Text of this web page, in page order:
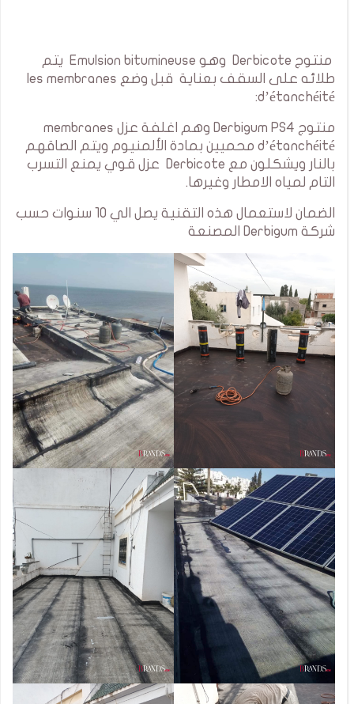
منتوج Derbicote وهو Emulsion bitumineuse يتم
طلائه على السقف بعناية قبل وضع les membranes
d’étanchéité:
منتوج Derbigum PS4 وهم اغلفة عزل membranes
d’étanchéité محميين بمادة الألمنيوم ويتم الصاقهم
بالنار ويشكلون مع Derbicote عزل قوي يمنع التسرب
التام لمياه الامطار وغيرها.
الضمان لاستعمال هذه التقنية يصل الي 10 سنوات حسب
شركة Derbigum المصنعة